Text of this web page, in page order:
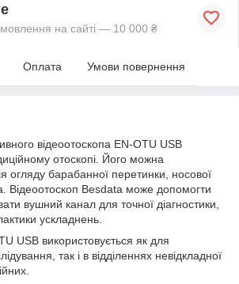
на сайті — 10 000 ₴
Оплата Умови повернення
відеоотоскопа EN-OTU USB
отоскопі. Його можна
огляду барабанної перетинки, носової
Відеоотоскоп Besdata може допомогти
вушний канал для точної діагностики,
ускладнень.
USB використовується як для
так і в відділеннях невідкладної